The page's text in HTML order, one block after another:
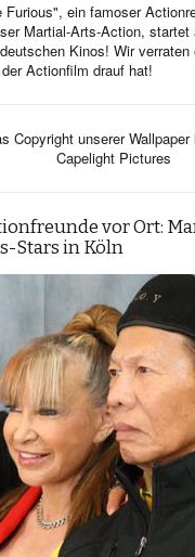
Furious", ein famoser
Martial-Arts-Action, startet
Kinos! Wir verraten
Actionfilm drauf hat!
Copyright unserer
Capelight Pictures
vor Ort:
Stars in Köln